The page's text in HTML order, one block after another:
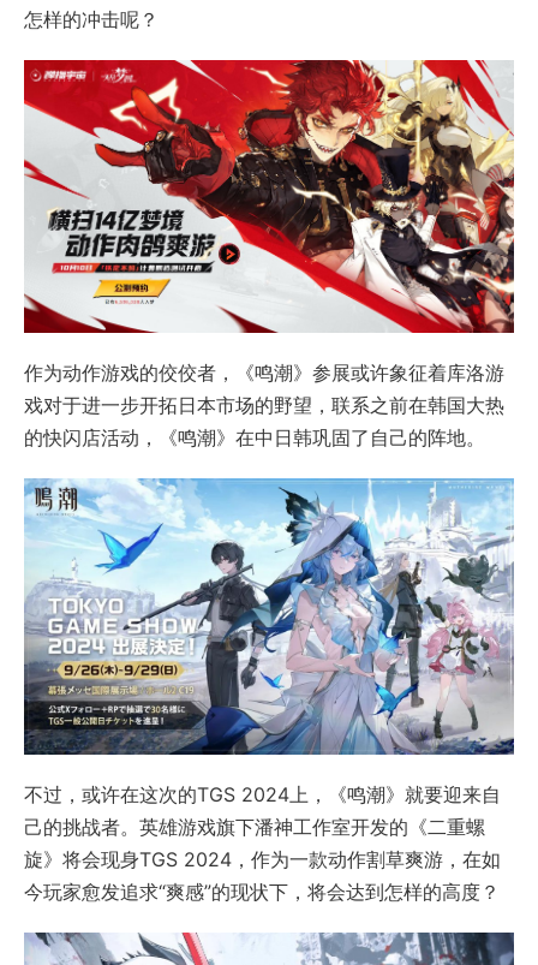
怎样的冲击呢？
作为动作游戏的佼佼者，《鸣潮》参展或许象征着库洛游
戏对于进一步开拓日本市场的野望，联系之前在韩国大热
的快闪店活动，《鸣潮》在中日韩巩固了自己的阵地。
不过，或许在这次的TGS 2024上，《鸣潮》就要迎来自
己的挑战者。英雄游戏旗下潘神工作室开发的《二重螺
旋》将会现身TGS 2024，作为一款动作割草爽游，在如
今玩家愈发追求“爽感”的现状下，将会达到怎样的高度？